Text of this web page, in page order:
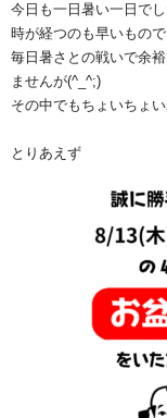
今日も一日暑い一日で
時が経つのも早いもの
毎日暑さとの戦いで余
ませんが(^_^;)
その中でもちょいちょ
とりあえず